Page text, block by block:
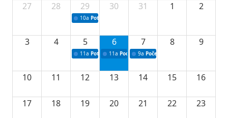
27
28 29
10a Potpisivanje ugovora sa neprofitnim
30 31 1 2
3 4 5
11a Potpisivanje ugovora o stipendijama za
6
11a Podrška razvoju vodne infrastrukture u
7
9a Početak izgradnje nove
8 9
10 11 12 13 14 15 16
17 18 19 20 21 22 23